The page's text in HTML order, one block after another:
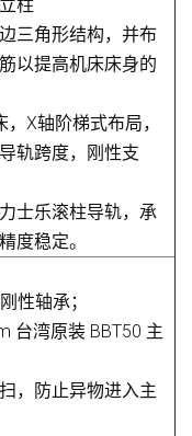
柱
三角形结构，并布
以提高机床床身的
，X轴阶梯式布局，
轨跨度，刚性支
士乐滚柱导轨，承
度稳定。
性轴承；
台湾原装 BBT50 主
，防止异物进入主